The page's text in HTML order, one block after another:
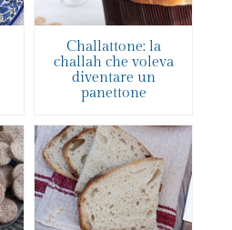
Challattone: la
challah che voleva
diventare un
panettone